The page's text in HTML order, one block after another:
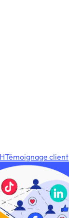
Témoignage client